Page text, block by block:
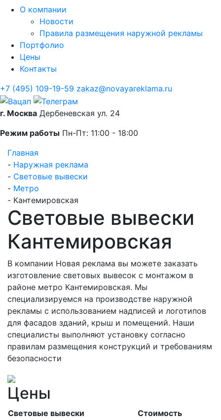
О компании
Новости
Правила размещения наружной рекламы
Портфолио
Цены
Контакты
+7 (495) 109-19-59 zakaz@novayareklama.ru
г. Москва Дербеневская ул. 24
Режим работы Пн-Пт: 11:00 - 18:00
Главная
- Наружная реклама
- Световые вывески
- Метро
- Кантемировская
Световые вывески
Кантемировская
В компании Новая реклама вы можете заказать
изготовление световых вывесок с монтажом в
районе метро Кантемировская. Мы
специализируемся на производстве наружной
рекламы с использованием надписей и логотипов
для фасадов зданий, крыш и помещений. Наши
специалисты выполняют установку согласно
правилам размещения конструкций и требованиям
безопасности
Цены
Световые вывески
Стоимость